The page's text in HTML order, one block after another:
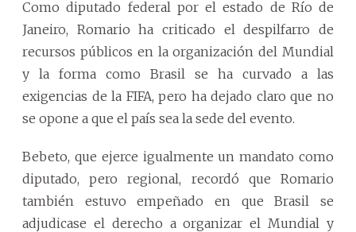
Como diputado federal por el estado de Río de
Janeiro, Romario ha criticado el despilfarro de
recursos públicos en la organización del Mundial
y la forma como Brasil se ha curvado a las
exigencias de la FIFA, pero ha dejado claro que no
se opone a que el país sea la sede del evento.
Bebeto, que ejerce igualmente un mandato como
diputado, pero regional, recordó que Romario
también estuvo empeñado en que Brasil se
adjudicase el derecho a organizar el Mundial y